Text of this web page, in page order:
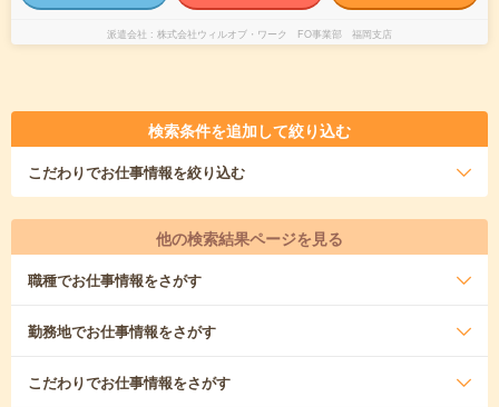
派遣会社 株式会社ウィルオブ・ワーク FO事業部 福岡支店
検索条件を追加して絞り込む
こだわりでお仕事情報を絞り込む
他の検索結果ページを見る
職種でお仕事情報をさがす
勤務地でお仕事情報をさがす
こだわりでお仕事情報をさがす